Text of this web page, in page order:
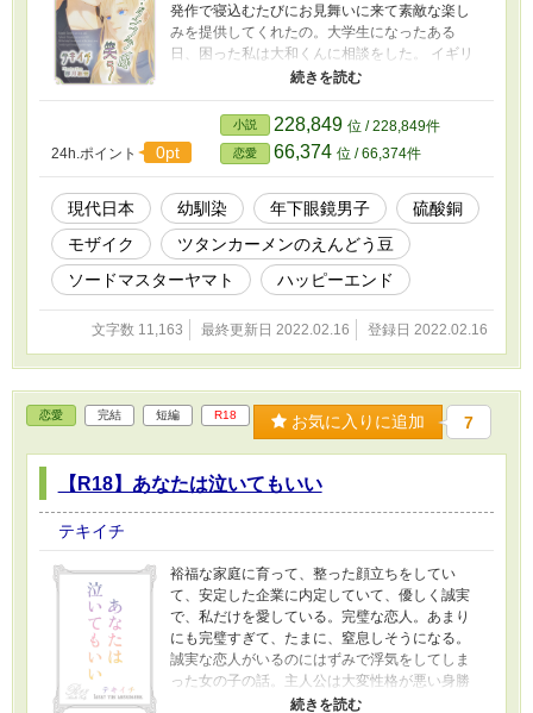
発作で寝込むたびにお見舞いに来て素敵な楽し
みを提供してくれたの。大学生になったある
日、困った私は大和くんに相談をした。 イギリ
ス人の女の子エミリーと科学好きで二つ年下の
眼鏡男子大和くんのお話。「ため息と流し目」
はエミリー視点で、「ハンプティ・ダンプティ
は笑う」は大和くん視点。 ※小説家になろう、
エブリスタでも公開しています。 ※「ため息と
流し目」はツイッターでも公開しています。
https://twitter.com/text_text_text/status/13528585
71159953409 ※素敵な絵は那月結音さん
（@natsuki_yuine）に有償依頼しました。
24h.ポイント 0pt
小説 228,849 位 / 228,849件
恋愛 66,374 位 / 66,374件
現代日本 幼馴染 年下眼鏡男子
硫酸銅
モザイク
ツタンカーメンのえんどう豆
ソードマスターヤマト
ハッピーエンド
文字数 11,163 最終更新日 2022.02.16 登録日 2022.02.16
恋愛 完結 短編 R18 お気に入りに追加 7
【R18】あなたは泣いてもいい
テキイチ
裕福な家庭に育って、整った顔立ちをしてい
て、安定した企業に内定していて、優しく誠実
で、私だけを愛している。完璧な恋人。あまり
にも完璧すぎて、たまに、窒息しそうになる。
誠実な恋人がいるのにはずみで浮気をしてしま
った女の子の話。主人公は大変性格が悪い身勝
手な人間ですが、ざまあはないです。また、こ